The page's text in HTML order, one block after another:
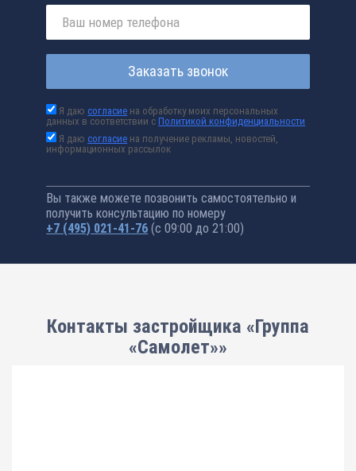
Заказать звонок
Я даюсогласие на обработку моих персональных
данных в соответствии сПолитикой конфиденциальности
Я даюсогласие на получение рекламы, новостей,
информационных рассылок
Вы также можете позвонить самостоятельно и
получить консультацию по номеру
+7 (495) 021-41-76 (с 09:00 до 21:00)
Контакты застройщика «Группа
«Самолет»»